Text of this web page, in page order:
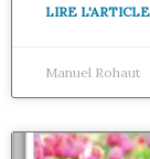
LIRE
Manuel Rohaut